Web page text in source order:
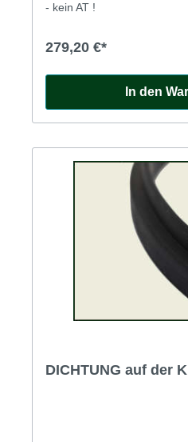
- kein AT !
279,20 €*
In den
DICHTUNG auf der